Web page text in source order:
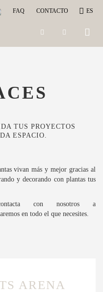
FAQ CONTACTO ES
Toggle
TUS PROYECTOS
ESPACIO.
vivan más y mejor gracias al
y decorando con plantas tus
con nosotros a
en todo el que necesites.
ARENA